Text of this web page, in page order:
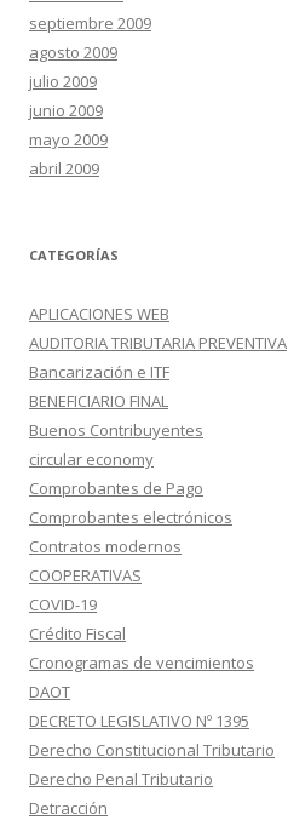
septiembre 2009
agosto 2009
julio 2009
junio 2009
mayo 2009
abril 2009
CATEGORÍAS
APLICACIONES WEB
AUDITORIA TRIBUTARIA PREVENTIVA
Bancarización e ITF
BENEFICIARIO FINAL
Buenos Contribuyentes
circular economy
Comprobantes de Pago
Comprobantes electrónicos
Contratos modernos
COOPERATIVAS
COVID-19
Crédito Fiscal
Cronogramas de vencimientos
DAOT
DECRETO LEGISLATIVO Nº 1395
Derecho Constitucional Tributario
Derecho Penal Tributario
Detracción